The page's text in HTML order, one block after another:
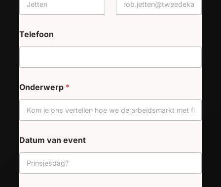
Telefoon
Onderwerp *
Datum van event